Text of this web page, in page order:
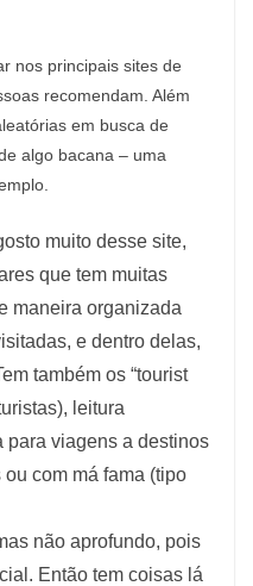
nos principais sites de
recomendam. Além
em busca de
algo bacana – uma
muito desse site,
que tem muitas
maneira organizada
e dentro delas,
também os “tourist
leitura
para viagens a destinos
com má fama (tipo
não aprofundo, pois
Então tem coisas lá